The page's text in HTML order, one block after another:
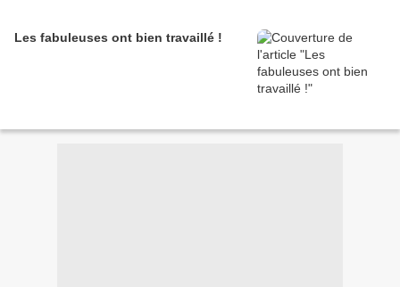
Les fabuleuses ont bien travaillé !